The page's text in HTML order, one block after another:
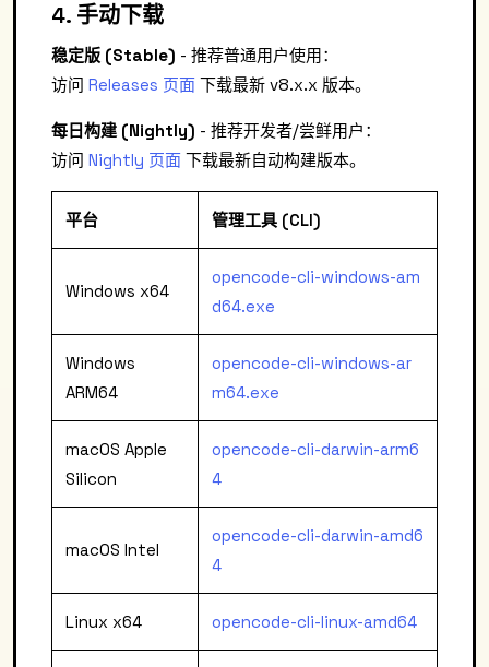
4. 手动下载
稳定版 (Stable) - 推荐普通用户使用：
访问 Releases 页面 下载最新 v8.x.x 版本。
每日构建 (Nightly) - 推荐开发者/尝鲜用户：
访问 Nightly 页面 下载最新自动构建版本。
平台 管理工具 (CLI)
Windows x64
opencode-cli-windows-am
d64.exe
Windows
ARM64
opencode-cli-windows-ar
m64.exe
macOS Apple
Silicon
opencode-cli-darwin-arm6
4
macOS Intel
opencode-cli-darwin-amd6
4
Linux x64 opencode-cli-linux-amd64